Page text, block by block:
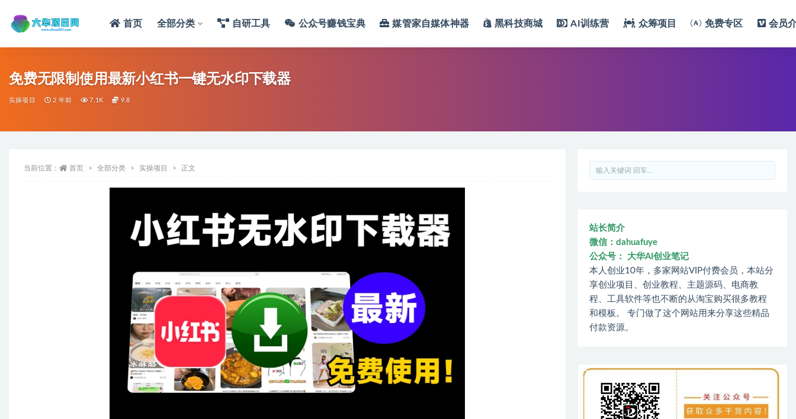
首页 全部分类 自研工具 公众号赚钱宝典 媒管家自媒体神器 黑科技商城 AI训练营 众筹项目 免费专区 会员
免费无限制使用最新小红书一键无水印下载器
实操项目 2 年前 7.1K 9.8
当前位置： 首页 全部分类 实操项目 正文
站长简介
微信：dahuafuye
公众号： 大华AI创业笔记
本人创业10年，多家网站VIP付费会员，本站分
享创业项目、创业教程、主题源码、电商教
程、工具软件等也不断的从淘宝购买很多教程
和模板。 专门做了这个网站用来分享这些精品
付款资源。